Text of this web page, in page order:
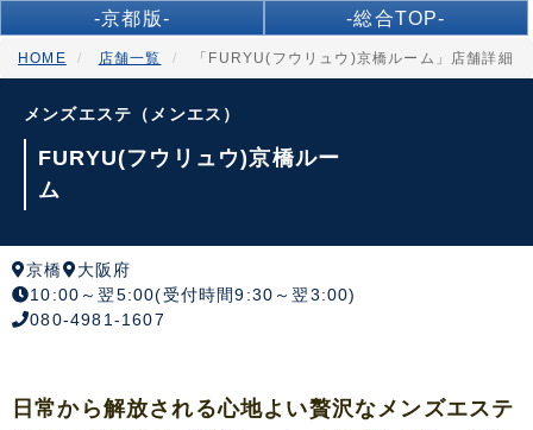
-京都版-
-総合TOP-
HOME 店舗一覧 「FURYU(フウリュウ)京橋ルーム」店舗詳細
メンズエステ（メンエス）
FURYU(フウリュウ)京橋ルー
ム
京橋
大阪府
10:00～翌5:00(受付時間9:30～翌3:00)
080-4981-1607
日常から解放される心地よい贅沢なメンズエステ